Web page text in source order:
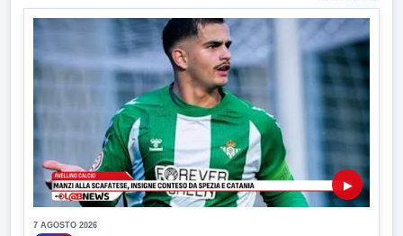
▶
7 AGOSTO 2026